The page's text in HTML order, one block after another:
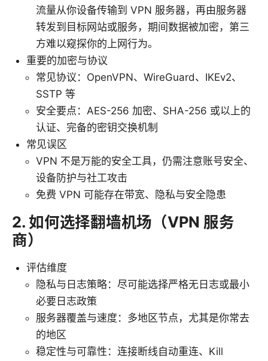
流量从你设备传输到 VPN 服务器，再由服务器
转发到目标网站或服务，期间数据被加密，第三
方难以窥探你的上网行为。
重要的加密与协议
常见协议：OpenVPN、WireGuard、IKEv2、
SSTP 等
安全要点：AES-256 加密、SHA-256 或以上的
认证、完备的密钥交换机制
常见误区
VPN 不是万能的安全工具，仍需注意账号安全、
设备防护与社工攻击
免费 VPN 可能存在带宽、隐私与安全隐患
2. 如何选择翻墙机场（VPN 服务
商）
评估维度
隐私与日志策略：尽可能选择严格无日志或最小
必要日志政策
服务器覆盖与速度：多地区节点，尤其是你常去
的地区
稳定性与可靠性：连接断线自动重连、Kill